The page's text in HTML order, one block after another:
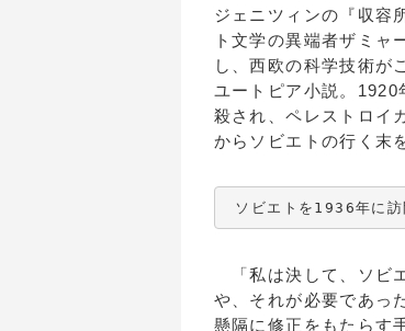
ジェニツィンの『収容
ト文学の異端者ザミ
し、西欧の科学技術が
ユートピア小説。1920
殺され、ペレストロイ
からソビエトの行く末
ソビエトを1936年に訪
「私は決して、ソビ
や、それが必要であっ
懸隔に修正をもたらす